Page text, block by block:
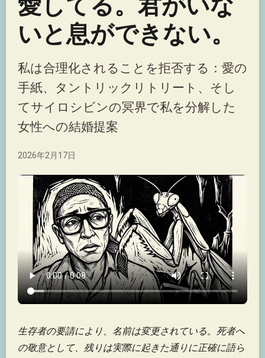
いと息ができない。
私は合理化されることを拒否する：愛の
手紙、タントリックリトリート、そし
てサイロシビンの冥界で私を分解した
女性への結婚提案
2026年2月17日
生存者の要請により、名前は変更されている。死者へ
の敬意として、残りは実際に起きた通りに正確に語ら